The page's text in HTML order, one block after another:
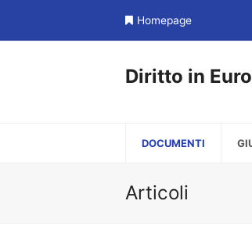
Homepage
Diritto in
DOCUMENTI
Articoli